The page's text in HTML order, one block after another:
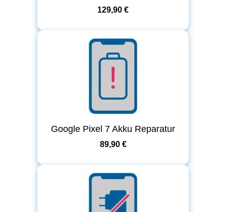
129,90 €
Google Pixel 7 Akku Reparatur
89,90 €